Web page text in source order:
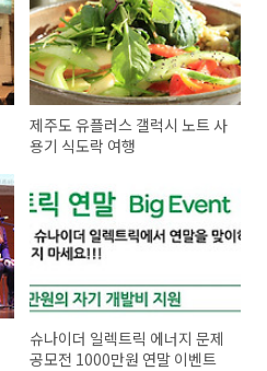
제주도 유플러스 갤럭시 노트 사
용기 식도락 여행
슈나이더 일렉트릭 에너지 문제
공모전 1000만원 연말 이벤트